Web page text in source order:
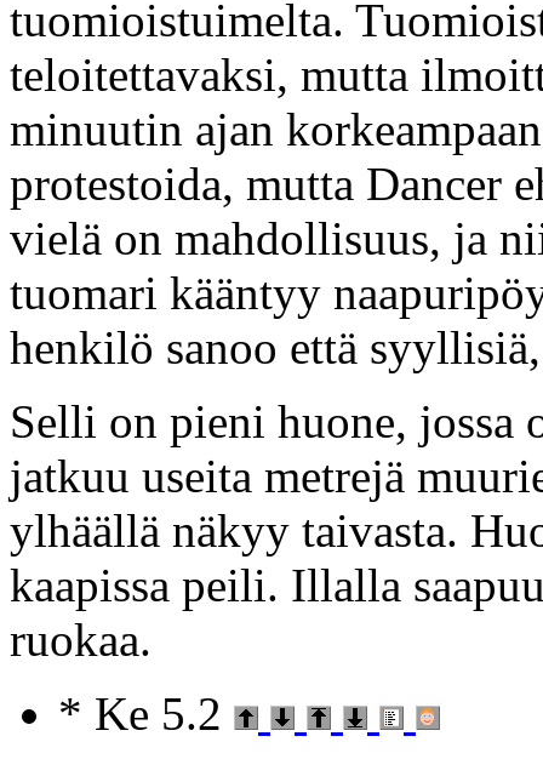
tuomioistuimelta.
teloitettavaksi, mutta
minuutin ajan
protestoida, mutta Dancer
vielä on mahdollisuus, ja
tuomari kääntyy
henkilö sanoo että
Selli on pieni huone, jossa
jatkuu useita metrejä
ylhäällä näkyy taivasta.
kaapissa peili. Illalla
ruokaa.
* Ke 5.2